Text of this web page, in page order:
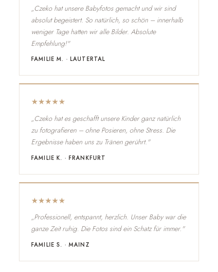
„Czeko hat unsere Babyfotos gemacht und wir sind
absolut begeistert. So natürlich, so schön – innerhalb
weniger Tage hatten wir alle Bilder. Absolute
Empfehlung!"
FAMILIE M. · LAUTERTAL
★★★★★
„Czeko hat es geschafft unsere Kinder ganz natürlich
zu fotografieren – ohne Posieren, ohne Stress. Die
Ergebnisse haben uns zu Tränen gerührt."
FAMILIE K. · FRANKFURT
★★★★★
„Professionell, entspannt, herzlich. Unser Baby war die
ganze Zeit ruhig. Die Fotos sind ein Schatz für immer."
FAMILIE S. · MAINZ